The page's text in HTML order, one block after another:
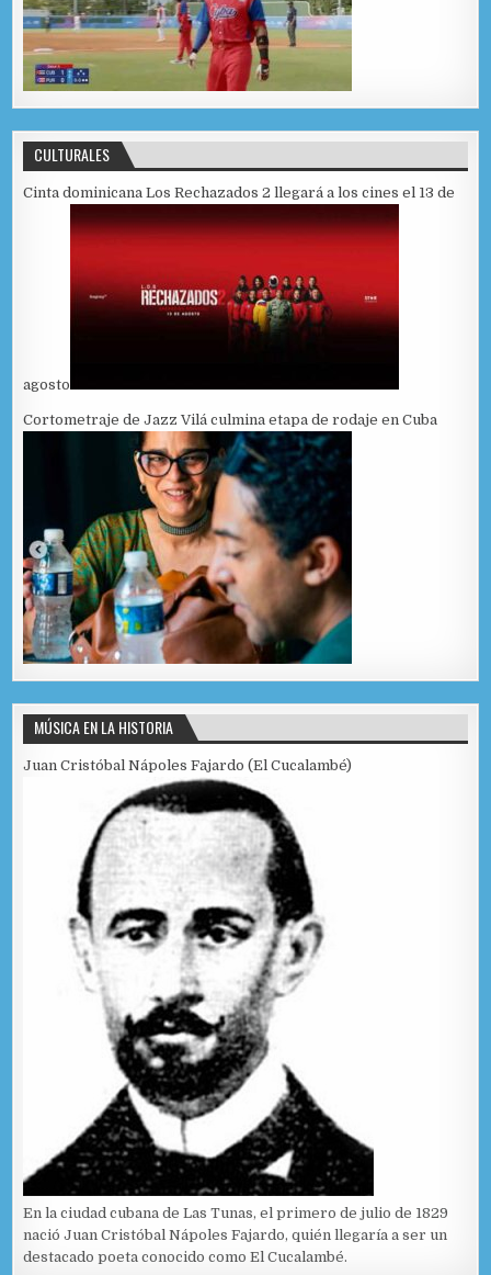
CULTURALES
Cinta dominicana Los Rechazados 2 llegará a los cines el 13 de
agosto
Cortometraje de Jazz Vilá culmina etapa de rodaje en Cuba
MÚSICA EN LA HISTORIA
Juan Cristóbal Nápoles Fajardo (El Cucalambé)
En la ciudad cubana de Las Tunas, el primero de julio de 1829
nació Juan Cristóbal Nápoles Fajardo, quién llegaría a ser un
destacado poeta conocido como El Cucalambé.